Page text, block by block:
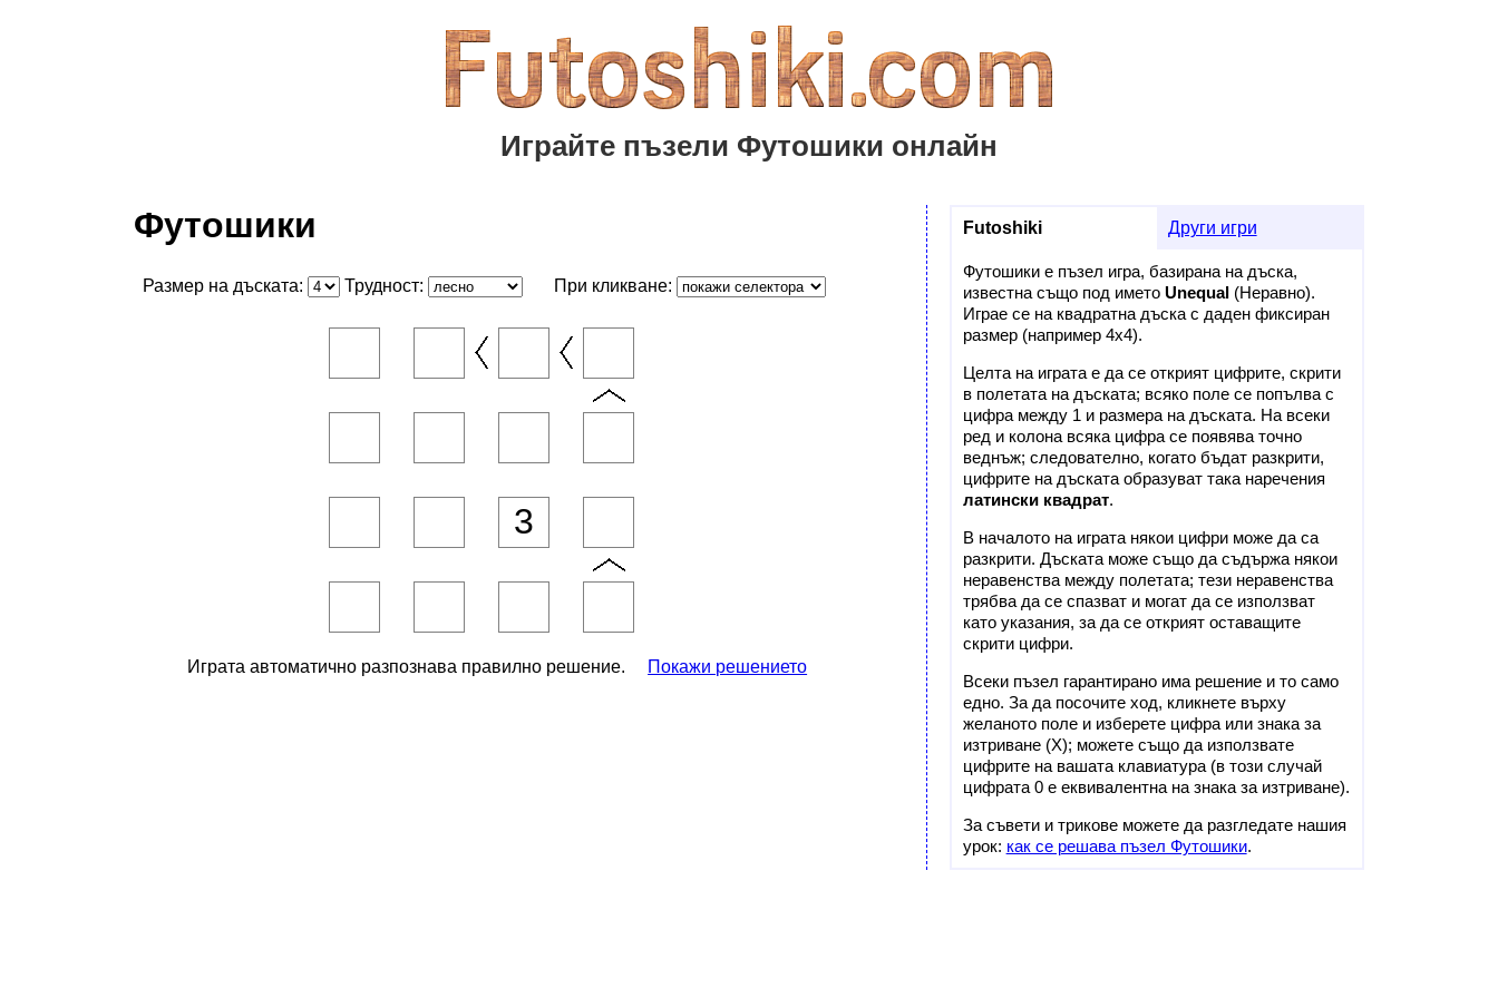
Играйте пъзели Футошики онлайн
Футошики
Размер на дъската: Трудност: При кликване:
3
Играта автоматично разпознава правилно решение. Покажи решението
Futoshiki Други игри
Футошики е пъзел игра, базирана на дъска,
известна също под името Unequal(Неравно).
Играе се на квадратна дъска с даден фиксиран
размер (например 4x4).
Целта на играта е да се открият цифрите, скрити
в полетата на дъската; всяко поле се попълва с
цифра между 1 и размера на дъската. На всеки
ред и колона всяка цифра се появява точно
веднъж; следователно, когато бъдат разкрити,
цифрите на дъската образуват така наречения
латински квадрат.
В началото на играта някои цифри може да са
разкрити. Дъската може също да съдържа някои
неравенства между полетата; тези неравенства
трябва да се спазват и могат да се използват
като указания, за да се открият оставащите
скрити цифри.
Всеки пъзел гарантирано има решение и то само
едно. За да посочите ход, кликнете върху
желаното поле и изберете цифра или знака за
изтриване (X); можете също да използвате
цифрите на вашата клавиатура (в този случай
цифрата 0 е еквивалентна на знака за изтриване).
За съвети и трикове можете да разгледате нашия
урок: как се решава пъзел Футошики.